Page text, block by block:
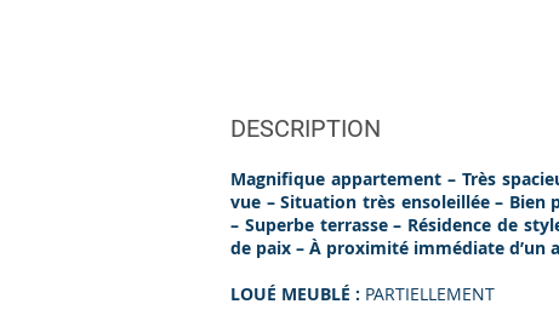
DESCRIPTION
Magnifique appartement – Très
vue – Situation très ensoleillée – Bien
– Superbe terrasse – Résidence de
de paix – À proximité immédiate d’un
LOUÉ MEUBLÉ : PARTIELLEMENT